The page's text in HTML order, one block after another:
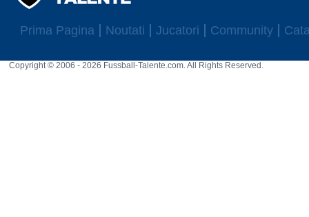
Prima Pagina Noutati Jucatori Community
Copyright © 2006 - 2026 Fussball-Talente.com. All Rights Reserved.